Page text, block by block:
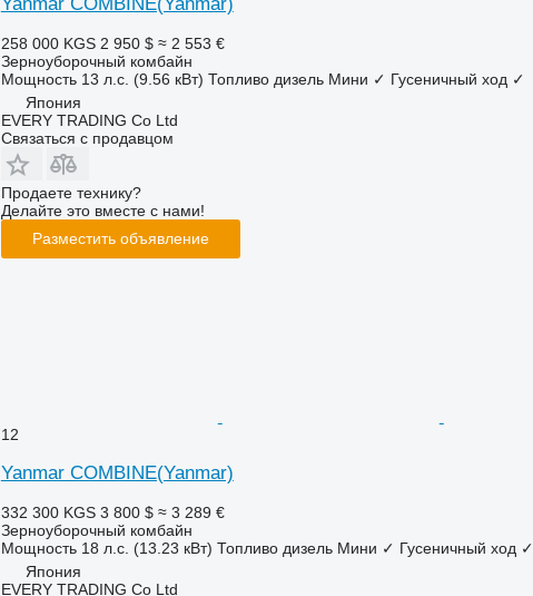
258 000 KGS 2 950 $ ≈ 2 553 €
Зерноуборочный комбайн
Мощность 13 л.с. (9.56 кВт) Топливо дизель Мини ✓ Гусеничный ход ✓
Япония
EVERY TRADING Co Ltd
Связаться с продавцом
Продаете технику?
Делайте это вместе с нами!
Разместить объявление
12
Yanmar COMBINE(Yanmar)
332 300 KGS 3 800 $ ≈ 3 289 €
Зерноуборочный комбайн
Мощность 18 л.с. (13.23 кВт) Топливо дизель Мини ✓ Гусеничный ход ✓
Япония
EVERY TRADING Co Ltd